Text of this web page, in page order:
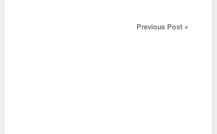
Previous Post »